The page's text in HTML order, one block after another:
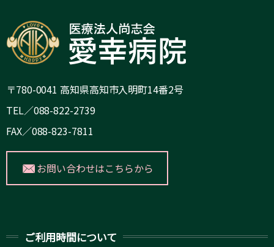
〒780-0041 高知県高知市入明町14番2号
TEL／088-822-2739
FAX／088-823-7811
お問い合わせはこちらから
ご利用時間について